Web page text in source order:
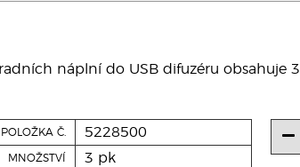
náplní do USB difuzéru obsahuje
POLOŽKA Č. 5228500
MNOŽSTVÍ 3 pk